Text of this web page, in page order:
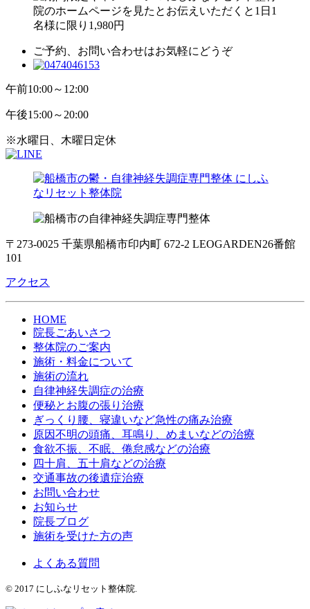
ご予約、お問い合わせはお気軽にどうぞ
午前10:00～12:00
午後15:00～20:00
※水曜日、木曜日定休
〒273-0025 千葉県船橋市印内町 672-2 LEOGARDEN26番館
101
アクセス
HOME
院長ごあいさつ
整体院のご案内
施術・料金について
施術の流れ
自律神経失調症の治療
便秘とお腹の張り治療
ぎっくり腰、寝違いなど急性の痛み治療
原因不明の頭痛、耳鳴り、めまいなどの治療
食欲不振、不眠、倦怠感などの治療
四十肩、五十肩などの治療
交通事故の後遺症治療
お問い合わせ
お知らせ
院長ブログ
施術を受けた方の声
よくある質問
© 2017 にしふなリセット整体院.